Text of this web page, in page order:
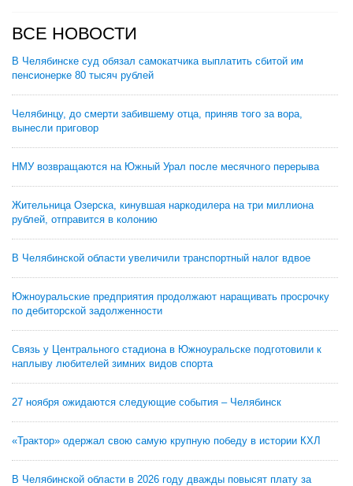
ВСЕ НОВОСТИ
В Челябинске суд обязал самокатчика выплатить сбитой им
пенсионерке 80 тысяч рублей
Челябинцу, до смерти забившему отца, приняв того за вора,
вынесли приговор
НМУ возвращаются на Южный Урал после месячного перерыва
Жительница Озерска, кинувшая наркодилера на три миллиона
рублей, отправится в колонию
В Челябинской области увеличили транспортный налог вдвое
Южноуральские предприятия продолжают наращивать просрочку
по дебиторской задолженности
Связь у Центрального стадиона в Южноуральске подготовили к
наплыву любителей зимних видов спорта
27 ноября ожидаются следующие события – Челябинск
«Трактор» одержал свою самую крупную победу в истории КХЛ
В Челябинской области в 2026 году дважды повысят плату за